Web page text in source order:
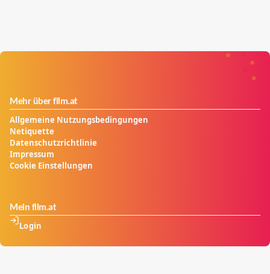
Mehr über film.at
Allgemeine Nutzungsbedingungen
Netiquette
Datenschutzrichtlinie
Impressum
Cookie Einstellungen
Mein film.at
Login